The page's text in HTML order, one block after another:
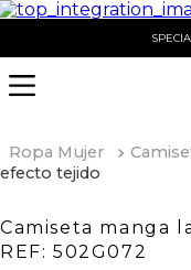
Ropa Mujer
efecto tejido
Camiseta manga
REF: 502G072